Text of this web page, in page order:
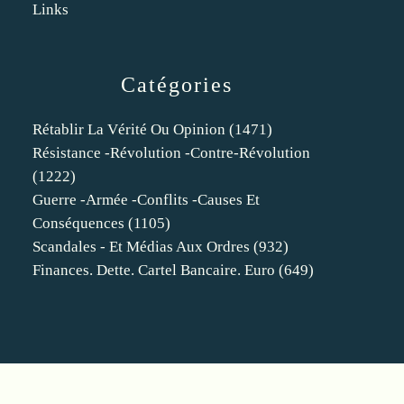
Catégories
Rétablir La Vérité Ou Opinion (1471)
Résistance -révolution -contre-Révolution
(1222)
Guerre -armée -conflits -causes Et
Conséquences (1105)
Scandales - Et Médias Aux Ordres (932)
Finances. Dette. Cartel Bancaire. Euro (649)
Links